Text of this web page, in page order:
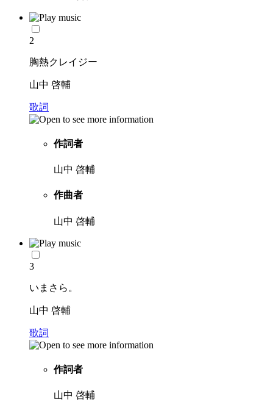
2
胸熱クレイジー
山中 啓輔
歌詞
作詞者
山中 啓輔
作曲者
山中 啓輔
3
いまさら。
山中 啓輔
歌詞
作詞者
山中 啓輔